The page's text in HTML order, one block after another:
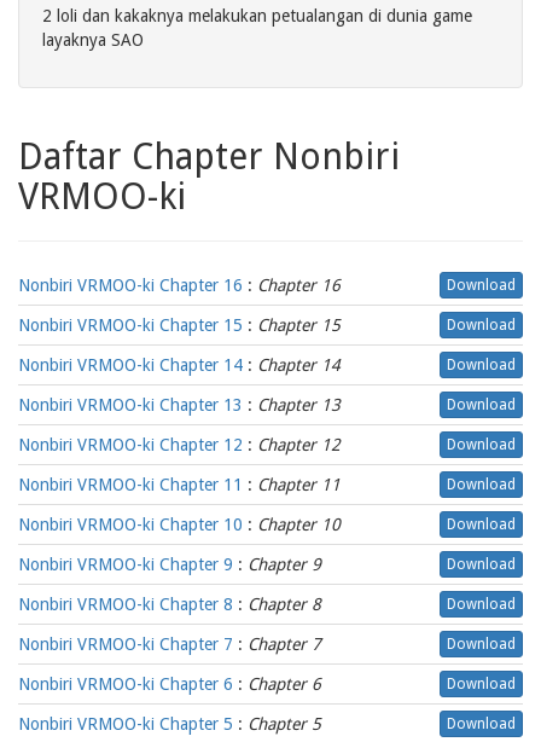
2 loli dan kakaknya melakukan petualangan di dunia game
layaknya SAO
Daftar Chapter Nonbiri
VRMOO-ki
Nonbiri VRMOO-ki Chapter 16 : Chapter 16 Download
Nonbiri VRMOO-ki Chapter 15 : Chapter 15 Download
Nonbiri VRMOO-ki Chapter 14 : Chapter 14 Download
Nonbiri VRMOO-ki Chapter 13 : Chapter 13 Download
Nonbiri VRMOO-ki Chapter 12 : Chapter 12 Download
Nonbiri VRMOO-ki Chapter 11 : Chapter 11 Download
Nonbiri VRMOO-ki Chapter 10 : Chapter 10 Download
Nonbiri VRMOO-ki Chapter 9 : Chapter 9 Download
Nonbiri VRMOO-ki Chapter 8 : Chapter 8 Download
Nonbiri VRMOO-ki Chapter 7 : Chapter 7 Download
Nonbiri VRMOO-ki Chapter 6 : Chapter 6 Download
Nonbiri VRMOO-ki Chapter 5 : Chapter 5 Download